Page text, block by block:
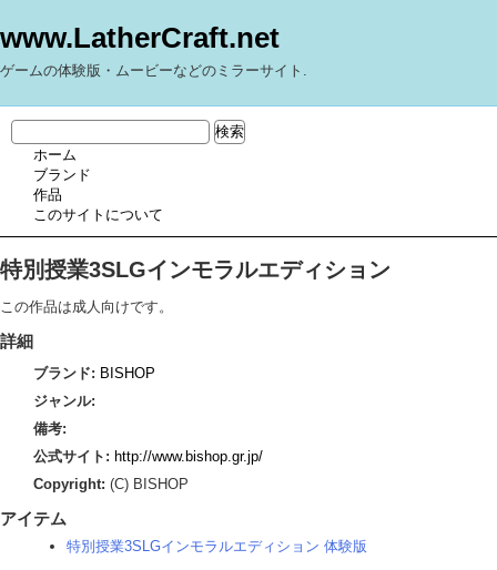
www.LatherCraft.net
ゲームの体験版・ムービーなどのミラーサイト.
ホーム
ブランド
作品
このサイトについて
特別授業3SLGインモラルエディション
この作品は成人向けです。
詳細
ブランド: BISHOP
ジャンル:
備考:
公式サイト: http://www.bishop.gr.jp/
Copyright: (C) BISHOP
アイテム
特別授業3SLGインモラルエディション 体験版